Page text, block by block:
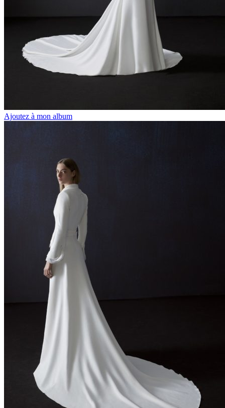
Ajoutez à mon album